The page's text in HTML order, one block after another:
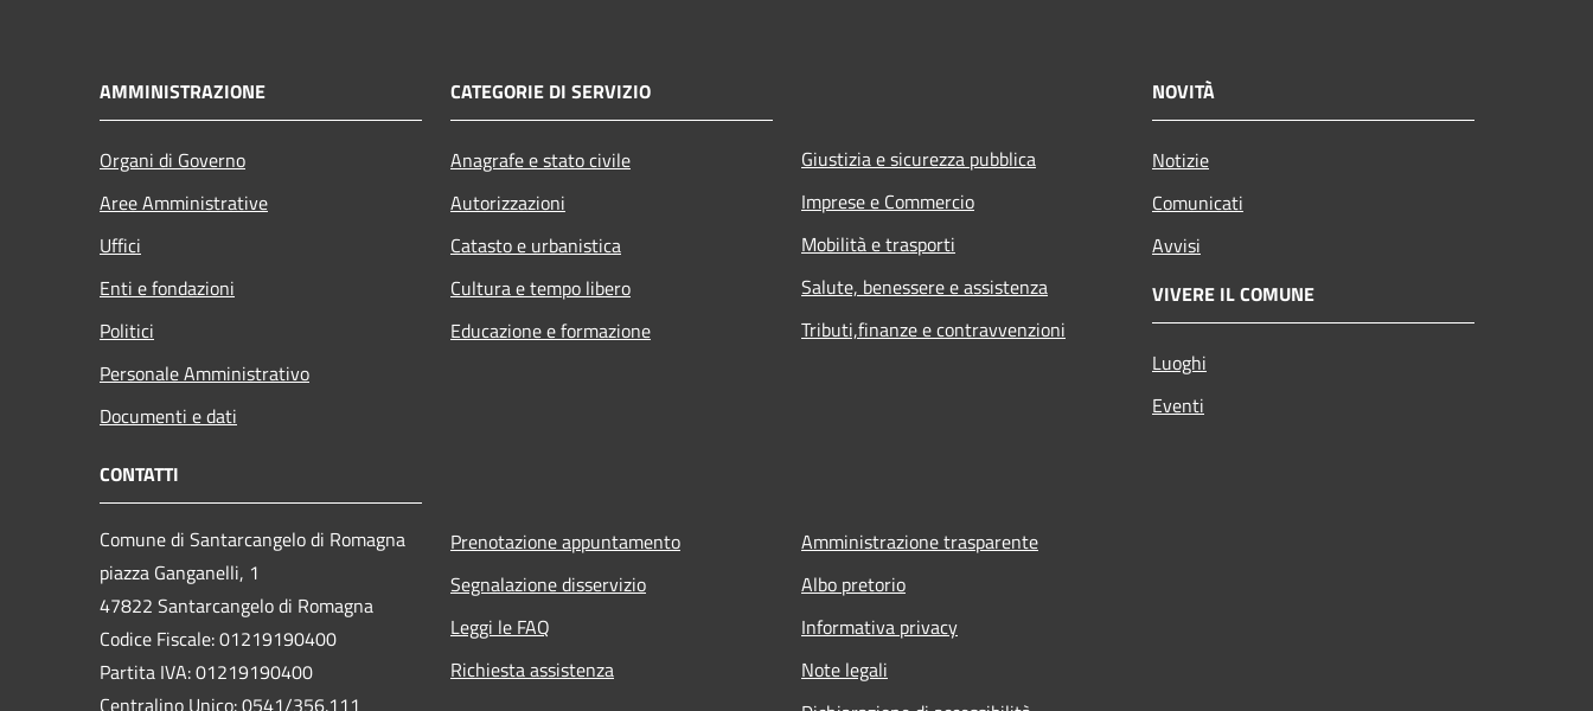
AMMINISTRAZIONE
Organi di Governo
Aree Amministrative
Uffici
Enti e fondazioni
Politici
Personale Amministrativo
Documenti e dati
CATEGORIE DI SERVIZIO
Anagrafe e stato civile
Autorizzazioni
Catasto e urbanistica
Cultura e tempo libero
Educazione e formazione
Giustizia e sicurezza pubblica
Imprese e Commercio
Mobilità e trasporti
Salute, benessere e assistenza
Tributi,finanze e contravvenzioni
NOVITÀ
Notizie
Comunicati
Avvisi
VIVERE IL COMUNE
Luoghi
Eventi
CONTATTI
Comune di Santarcangelo di Romagna
piazza Ganganelli, 1
47822 Santarcangelo di Romagna
Codice Fiscale: 01219190400
Partita IVA: 01219190400
Centralino Unico: 0541/356.111
Prenotazione appuntamento
Segnalazione disservizio
Leggi le FAQ
Richiesta assistenza
Amministrazione trasparente
Albo pretorio
Informativa privacy
Note legali